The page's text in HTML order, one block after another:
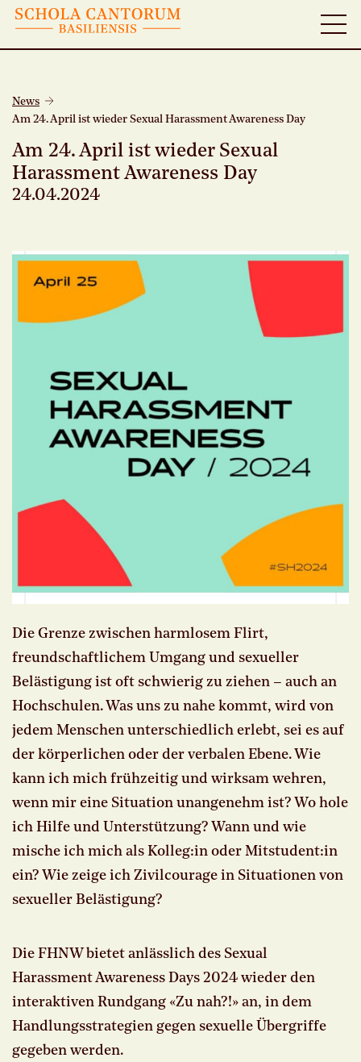
News
Am 24. April ist wieder Sexual Harassment Awareness Day
Am 24. April ist wieder Sexual
Harassment Awareness Day
24.04.2024
Die Grenze zwischen harmlosem Flirt,
freundschaftlichem Umgang und sexueller
Belästigung ist oft schwierig zu ziehen – auch an
Hochschulen. Was uns zu nahe kommt, wird von
jedem Menschen unterschiedlich erlebt, sei es auf
der körperlichen oder der verbalen Ebene. Wie
kann ich mich frühzeitig und wirksam wehren,
wenn mir eine Situation unangenehm ist? Wo hole
ich Hilfe und Unterstützung? Wann und wie
mische ich mich als Kolleg:in oder Mitstudent:in
ein? Wie zeige ich Zivilcourage in Situationen von
sexueller Belästigung?
Die FHNW bietet anlässlich des Sexual
Harassment Awareness Days 2024 wieder den
interaktiven Rundgang «Zu nah?!» an, in dem
Handlungsstrategien gegen sexuelle Übergriffe
gegeben werden.